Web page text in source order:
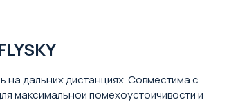
на дальних дистанциях. Совместима с
максимальной помехоустойчивости и